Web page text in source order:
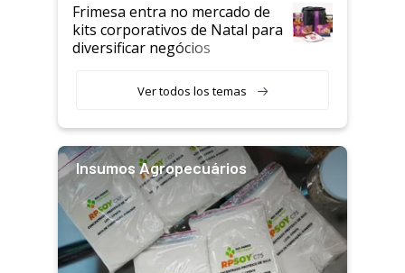
Frimesa entra no mercado de
kits corporativos de Natal para
diversificar negócios
Ver todos los temas
Insumos Agropecuários